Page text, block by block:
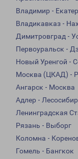
Владимир -
Владикавказ -
Димитровград -
Первоуральск -
Новый Уренгой -
Москва (ЦКАД) -
Ангарск - Москва
Адлер -
Ленинградская
Рязань - Выборг
Коломна -
Гомель - Бангкок